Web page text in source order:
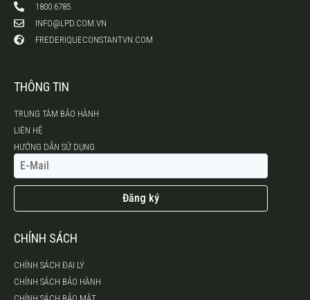
1800 6785
INFO@LPD.COM.VN
FREDERIQUECONSTANTVN.COM
THÔNG TIN
TRUNG TÂM BẢO HÀNH
LIÊN HỆ
HƯỚNG DẪN SỬ DỤNG
Đăng ký
CHÍNH SÁCH
CHÍNH SÁCH ĐẠI LÝ
CHÍNH SÁCH BẢO HÀNH